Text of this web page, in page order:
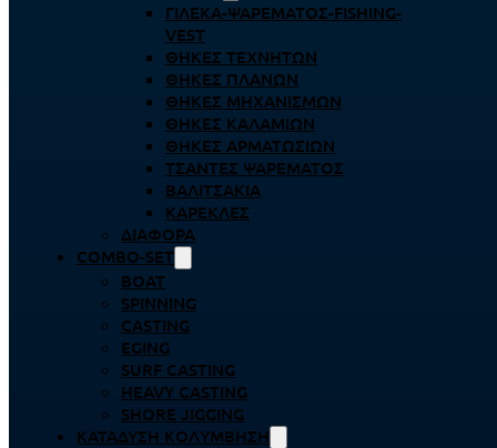
ΓΙΛΈΚΑ-ΨΑΡΈΜΑΤΟΣ-FISHING-
VEST
ΘΉΚΕΣ ΤΕΧΝΗΤΏΝ
ΘΉΚΕΣ ΠΛΆΝΩΝ
ΘΉΚΕΣ ΜΗΧΑΝΙΣΜΏΝ
ΘΉΚΕΣ ΚΑΛΑΜΙΏΝ
ΘΉΚΕΣ ΑΡΜΑΤΩΣΙΏΝ
ΤΣΆΝΤΕΣ ΨΑΡΈΜΑΤΟΣ
ΒΑΛΙΤΣΆΚΙΑ
ΚΑΡΈΚΛΕΣ
ΔΙΆΦΟΡΑ
COMBO-SET
BOAT
SPINNING
CASTING
EGING
SURF CASTING
HEAVY CASTING
SHORE JIGGING
ΚΑΤΆΔΥΣΗ ΚΟΛΎΜΒΗΣΗ